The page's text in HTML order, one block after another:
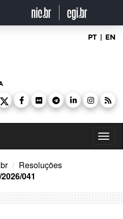
PT | EN
Resoluções
041